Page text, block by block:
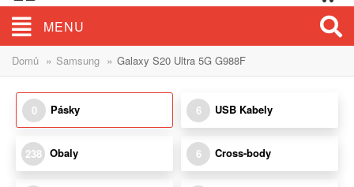
MENU
Domů » Samsung » Galaxy S20 Ultra 5G G988F
0 Pásky 6 USB Kabely
238 Obaly 6 Cross-body